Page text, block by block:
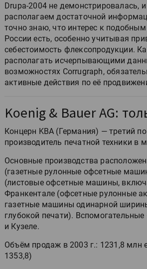
Drupa-2004 не демонстрировалась,
располагаем достаточной
точно знаю, что интерес к
России есть, особенно учитывая
себестоимость флексопродукции.
располагать исчерпывающими
возможностях Corrugraph,
активные действия по её
Koenig & Bauer AG:
Концерн KBA (Германия) — третий
производитель печатной техники в
Основные производства
(газетные рулонные офсетные
(листовые офсетные машины,
Франкентале (офсетные рулонные
газетные машины одинарной
глубокой печати).
и Кузеле.
Объём продаж в 2003 г.: 1231,8 млн
1353,8)